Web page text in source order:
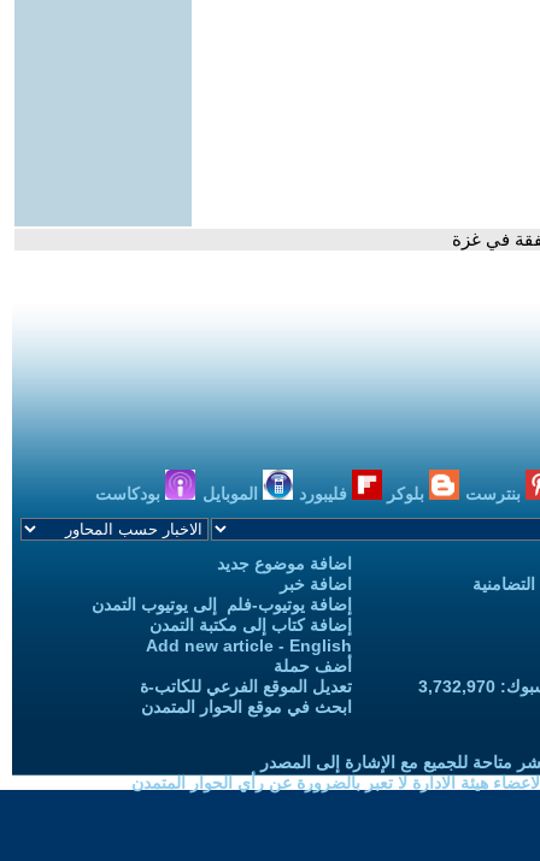
في غزة
بنترست بلوكر فليبورد الموبايل بودكاست
اضافة موضوع جديد
اضافة خبر
إضافة يوتيوب-فلم إلى يوتيوب التمدن
إضافة كتاب إلى مكتبة التمدن
Add new article - English
أضف حملة
تعديل الموقع الفرعي للكاتب-ة
ابحث في موقع الحوار المتمدن
متاحة للجميع مع الإشارة إلى المصدر
هيئة الادارة لا تعبر بالضرورة عن رأي الحوار المتمدن